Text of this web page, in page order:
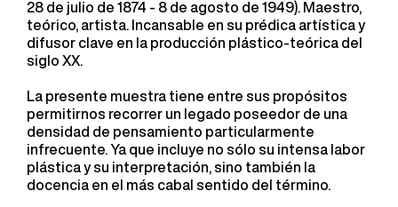
28 de julio de 1874 - 8 de agosto de 1949). Maestro,
teórico, artista. Incansable en su prédica artística y
difusor clave en la producción plástico-teórica del
siglo XX.
La presente muestra tiene entre sus propósitos
permitirnos recorrer un legado poseedor de una
densidad de pensamiento particularmente
infrecuente. Ya que incluye no sólo su intensa labor
plástica y su interpretación, sino también la
docencia en el más cabal sentido del término.